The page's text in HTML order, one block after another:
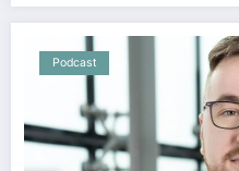
Podcast